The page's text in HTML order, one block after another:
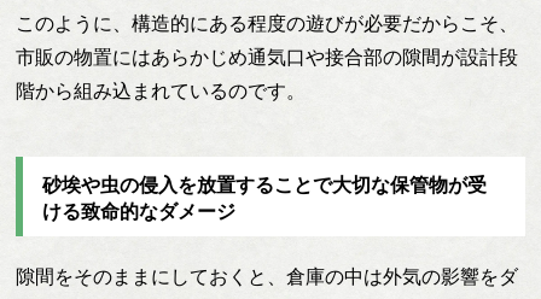
このように、構造的にある程度の遊びが必要だからこそ、
市販の物置にはあらかじめ通気口や接合部の隙間が設計段
階から組み込まれているのです。
砂埃や虫の侵入を放置することで大切な保管物が受
ける致命的なダメージ
隙間をそのままにしておくと、倉庫の中は外気の影響をダ